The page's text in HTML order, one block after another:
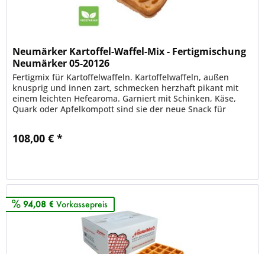
Neumärker Kartoffel-Waffel-Mix - Fertigmischung
Neumärker 05-20126
Fertigmix für Kartoffelwaffeln. Kartoffelwaffeln, außen
knusprig und innen zart, schmecken herzhaft pikant mit
einem leichten Hefearoma. Garniert mit Schinken, Käse,
Quark oder Apfelkompott sind sie der neue Snack für
108,00 € *
94,08 € Vorkassepreis